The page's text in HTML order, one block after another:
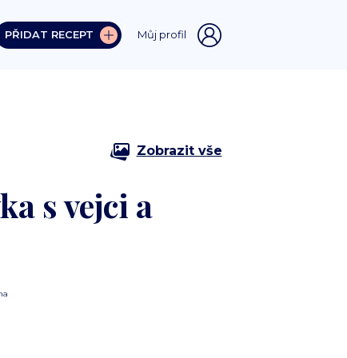
PŘIDAT RECEPT Můj profil
Zobrazit vše
s vejci a